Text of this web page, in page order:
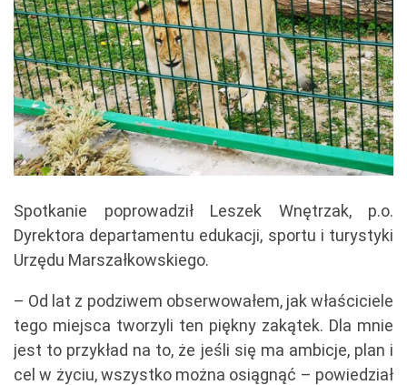
Spotkanie poprowadził Leszek Wnętrzak, p.o.
Dyrektora departamentu edukacji, sportu i turystyki
Urzędu Marszałkowskiego.
– Od lat z podziwem obserwowałem, jak właściciele
tego miejsca tworzyli ten piękny zakątek. Dla mnie
jest to przykład na to, że jeśli się ma ambicje, plan i
cel w życiu, wszystko można osiągnąć – powiedział